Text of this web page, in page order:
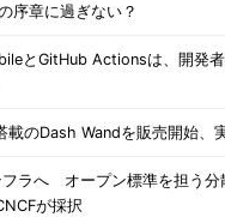
序章に過ぎない？
とGitHub Actionsは、開発
載のDash Wandを販売開始、
ラへ オープン標準を担う分
が採択